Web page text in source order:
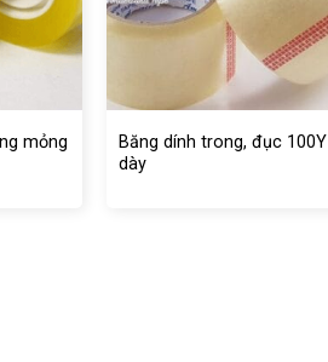
mỏng
Băng dính trong, đục 100Y
dày